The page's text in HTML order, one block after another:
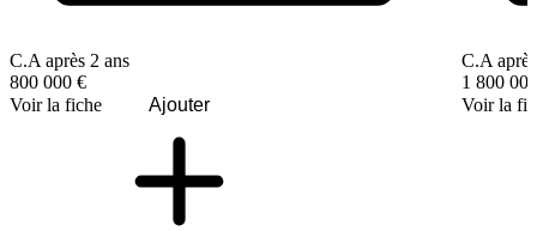
C.A après 2 ans
800 000 €
Voir la fiche
Ajouter
C.A
1 800
Voir la